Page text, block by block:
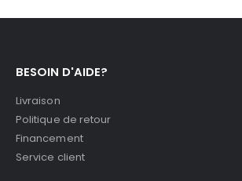
BESOIN D'AIDE?
Livraison
Politique de retour
Financement
Service client